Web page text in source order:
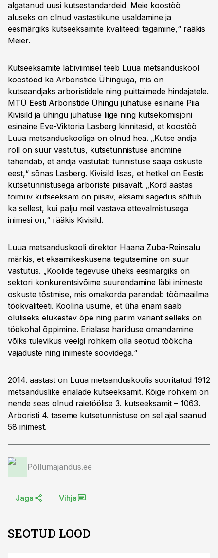
algatanud uusi kutsestandardeid. Meie koostöö
aluseks on olnud vastastikune usaldamine ja
eesmärgiks kutseeksamite kvaliteedi tagamine,“ rääkis
Meier.
Kutseeksamite läbiviimisel teeb Luua metsanduskool
koostööd ka Arboristide Ühinguga, mis on
kutseandjaks arboristidele ning puittaimede hindajatele.
MTÜ Eesti Arboristide Ühingu juhatuse esinaine Piia
Kivisild ja ühingu juhatuse liige ning kutsekomisjoni
esinaine Eve-Viktoria Lasberg kinnitasid, et koostöö
Luua metsanduskooliga on olnud hea. „Kutse andja
roll on suur vastutus, kutsetunnistuse andmine
tähendab, et andja vastutab tunnistuse saaja oskuste
eest,“ sõnas Lasberg. Kivisild lisas, et hetkel on Eestis
kutsetunnistusega arboriste piisavalt. „Kord aastas
toimuv kutseeksam on piisav, eksami sagedus sõltub
ka sellest, kui palju meil vastava ettevalmistusega
inimesi on,“ rääkis Kivisild.
Luua metsanduskooli direktor Haana Zuba-Reinsalu
märkis, et eksamikeskusena tegutsemine on suur
vastutus. „Koolide tegevuse üheks eesmärgiks on
sektori konkurentsivõime suurendamine läbi inimeste
oskuste tõstmise, mis omakorda parandab töömaailma
töökvaliteeti. Koolina usume, et üha enam saab
oluliseks elukestev õpe ning parim variant selleks on
töökohal õppimine. Erialase hariduse omandamine
võiks tulevikus veelgi rohkem olla seotud töökoha
vajaduste ning inimeste soovidega.“
2014. aastast on Luua metsanduskoolis sooritatud 1912
metsanduslike erialade kutseeksamit. Kõige rohkem on
nende seas olnud raietöölise 3. kutseeksamit – 1063.
Arboristi 4. taseme kutsetunnistuse on sel ajal saanud
58 inimest.
Põllumajandus.ee
Jaga Vihja
SEOTUD LOOD